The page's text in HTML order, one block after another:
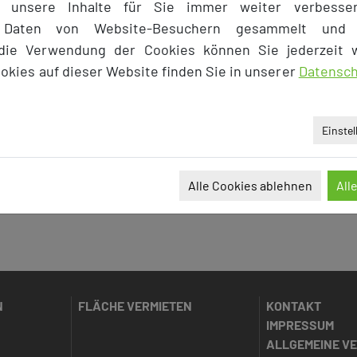
der Buchung so einfach und effektiv wie
Sie uns bitte darauf an.
FLÄCHE VERMIETEN
KONTAKT
IMPRESSUM
ALLGEMEINE
unsere Inhalte für Sie immer weiter
Daten von Website-Besuchern gesammelt und
Verwendung der Cookies können Sie jederzeit
auf dieser Website finden Sie in unserer
Alle Cookies ablehnen